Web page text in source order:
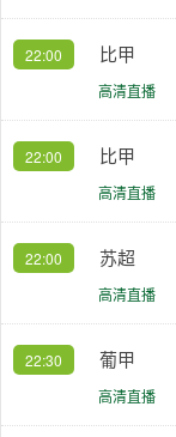
22:00 比甲
高清直播
22:00 比甲
高清直播
22:00 苏超
高清直播
22:30 葡甲
高清直播